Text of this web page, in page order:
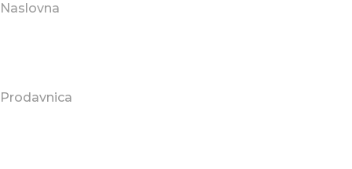
Naslovna
Prodavnica